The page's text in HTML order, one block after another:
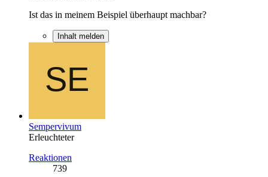
Ist das in meinem Beispiel überhaupt machbar?
Inhalt melden
Sempervivum
Erleuchteter
Reaktionen
739